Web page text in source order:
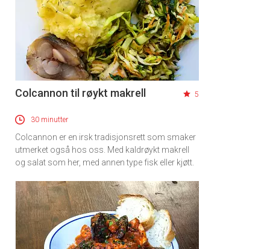
Colcannon til røykt makrell 5
30 minutter
Colcannon er en irsk tradisjonsrett som smaker
utmerket også hos oss. Med kaldrøykt makrell
og salat som her, med annen type fisk eller kjøtt.